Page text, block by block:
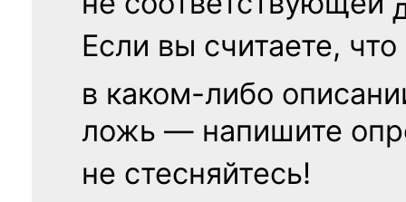
Если вы считаете, что
в каком-либо
ложь — напишите
не стесняйтесь!